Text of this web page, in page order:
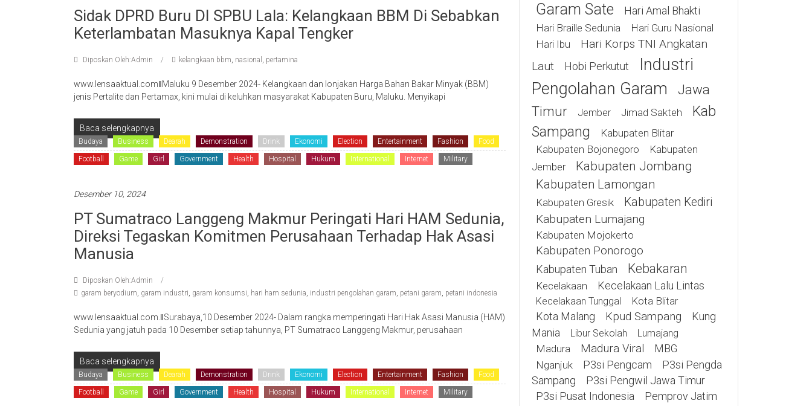
Sidak DPRD Buru DI SPBU Lala: Kelangkaan BBM Di Sebabkan
Keterlambatan Masuknya Kapal Tengker
Diposkan Oleh:Admin kelangkaan bbm, nasional , pertamina
www.lensaaktual.comǁMaluku 9 Desember 2024- Kelangkaan dan lonjakan Harga Bahan Bakar Minyak (BBM)
jenis Pertalite dan Pertamax, kini mulai di keluhkan masyarakat Kabupaten Buru, Maluku. Menyikapi
Baca selengkapnya
Budaya Business Dearah Demonstration Drink Ekonomi Election Entertainment Fashion Food
Football Game Girl Government Health Hospital Hukum International Internet Military
Desember 10, 2024
PT Sumatraco Langgeng Makmur Peringati Hari HAM Sedunia,
Direksi Tegaskan Komitmen Perusahaan Terhadap Hak Asasi
Manusia
Diposkan Oleh:Admin
garam beryodium, garam industri, garam konsumsi, hari ham sedunia, industri pengolahan garam, petani garam, petani indonesia
www.lensaaktual.com.ǁSurabaya,10 Desember 2024- Dalam rangka memperingati Hari Hak Asasi Manusia (HAM)
Sedunia yang jatuh pada 10 Desember setiap tahunnya, PT Sumatraco Langgeng Makmur, perusahaan
Baca selengkapnya
Budaya Business Dearah Demonstration Drink Ekonomi Election Entertainment Fashion Food
Football Game Girl Government Health Hospital Hukum International Internet Military
Garam Sate Hari Amal Bhakti
Hari Braille Sedunia
Hari Guru Nasional
Hari Ibu
Hari Korps TNI Angkatan
Laut
Hobi Perkutut
Industri
Pengolahan Garam
Jawa
Timur
Jember Jimad Sakteh
Kab
Sampang
Kabupaten Blitar
Kabupaten Bojonegoro
Kabupaten
Jember
Kabupaten Jombang
Kabupaten Lamongan
Kabupaten Gresik
Kabupaten Kediri
Kabupaten Lumajang
Kabupaten Mojokerto
Kabupaten Ponorogo
Kabupaten Tuban Kebakaran
Kecelakaan Kecelakaan Lalu Lintas
Kecelakaan Tunggal Kota Blitar
Kota Malang Kpud Sampang
Kung
Mania
Libur Sekolah Lumajang
Madura Madura Viral MBG
Nganjuk P3si Pengcam
P3si Pengda
Sampang
P3si Pengwil Jawa Timur
P3si Pusat Indonesia
Pemprov Jatim